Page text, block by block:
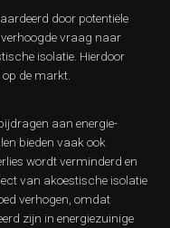
door potentiële
vraag naar
isolatie. Hierdoor
de markt.
aan energie-
bieden vaak ook
wordt verminderd en
van akoestische isolatie
verhogen, omdat
zijn in energiezuinige